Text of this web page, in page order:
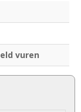
vuren